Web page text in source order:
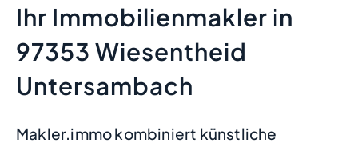
Ihr Immobilienmakler in
97353 Wiesentheid
Untersambach
Makler.immo kombiniert künstliche